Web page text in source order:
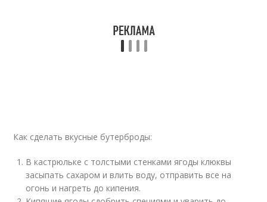
Как сделать вкусные бутерброды:
В кастрюльке с толстыми стенками ягоды клюквы
засыпать сахаром и влить воду, отправить все на
огонь и нагреть до кипения.